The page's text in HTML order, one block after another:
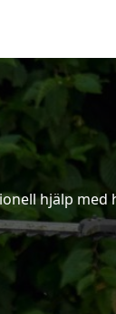
hjälp med